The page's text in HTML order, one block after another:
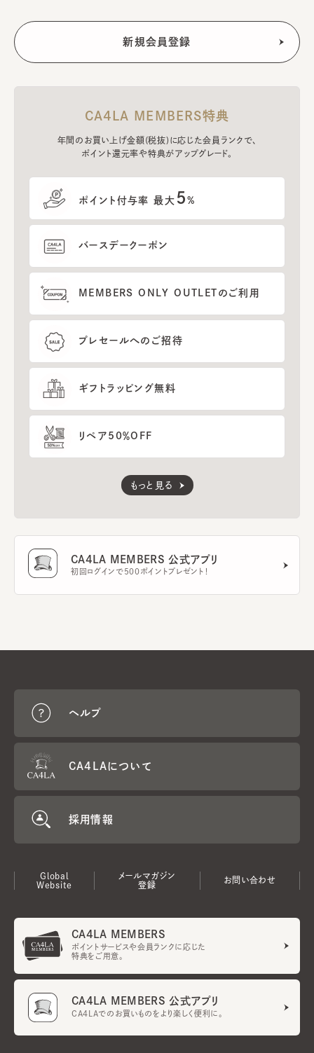
CA4LA MEMBERS特典
年間のお買い上げ金額(税抜)に応じた会員ランクで、
ポイント還元率や特典がアップグレード。
ポイント付与率 最大 5%
バースデークーポン
MEMBERS ONLY OUTLETのご利用
プレセールへのご招待
ギフトラッピング無料
リペア50％OFF
もっと見る
CA4LA MEMBERS 公式アプリ
初回ログインで500ポイントプレゼント！
ヘルプ
CA4LAについて
採用情報
Global
Website
メールマガジン
登録
お問い合わせ
CA4LA MEMBERS
ポイントサービスや会員ランクに応じた
特典をご用意。
CA4LA MEMBERS 公式アプリ
CA4LAでのお買いものをより楽しく便利に。